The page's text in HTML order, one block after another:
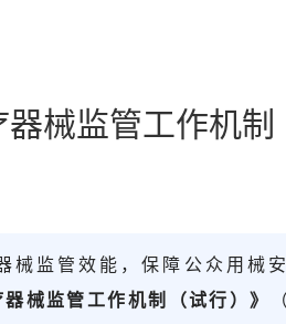
械监管工作机制
械监管效能，保障公众用械
械监管工作机制（试行）》